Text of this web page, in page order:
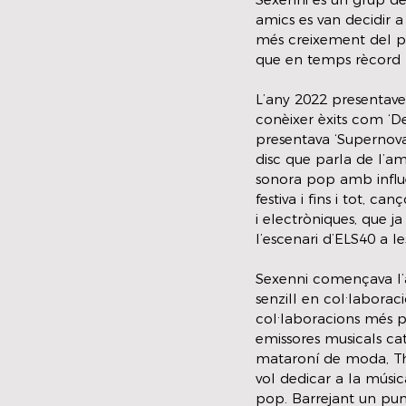
amics es van decidir
més creixement del
que en temps rècord
L’any 2022
conèixer èxits com
presentava
disc que parla de
sonora pop amb
festiva i fins i tot,
i electròniques, que
l’escenari d’ELS40 a
Sexenni començava
senzill en
col·laboracions més
emissores musicals
mataroní de moda,
vol dedicar a la
pop. Barrejant un